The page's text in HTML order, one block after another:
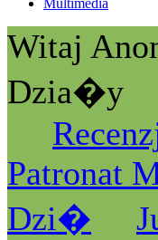
Multimedia
Witaj
Dzia�y
Patronat
Dzi�